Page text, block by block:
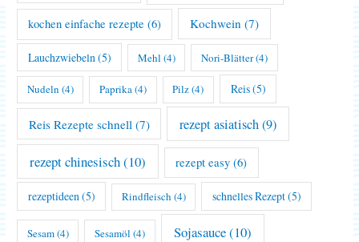
kochen einfache rezepte (6) Kochwein (7)
Lauchzwiebeln (5) Mehl (4) Nori-Blätter(4)
Nudeln (4) Paprika(4) Pilz(4) Reis(5)
Reis Rezepte schnell (7) rezept asiatisch(9)
rezept chinesisch(10) rezept easy (6)
rezeptideen(5) Rindfleisch (4) schnelles Rezept(5)
Sesam(4) Sesamöl (4) Sojasauce(10)